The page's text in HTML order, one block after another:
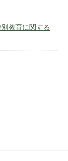
教育に関する